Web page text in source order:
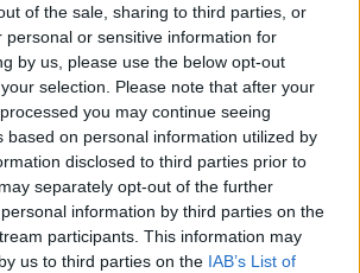
of the sale, sharing to third parties, or
personal or sensitive information for
by us, please use the below opt-out
selection. Please note that after your
you may continue seeing
based on personal information utilized by
disclosed to third parties prior to
separately opt-out of the further
information by third parties on the
participants. This information may
us to third parties on the IAB’s List of